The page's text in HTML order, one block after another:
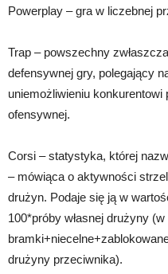
Powerplay – gra w liczebnej
Trap – powszechny
defensywnej gry, polegający
uniemożliwieniu konkurentowi
ofensywnej.
Corsi – statystyka, której
– mówiąca o aktywności
drużyn. Podaje się ją w
100*próby własnej drużyny (w
drużyny przeciwnika).